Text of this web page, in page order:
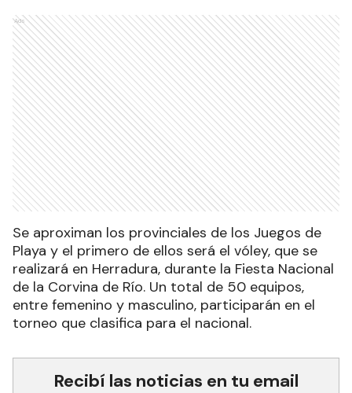
Ads
Se aproximan los provinciales de los Juegos de
Playa y el primero de ellos será el vóley, que se
realizará en Herradura, durante la Fiesta Nacional
de la Corvina de Río. Un total de 50 equipos,
entre femenino y masculino, participarán en el
torneo que clasifica para el nacional.
Recibí las noticias en tu email